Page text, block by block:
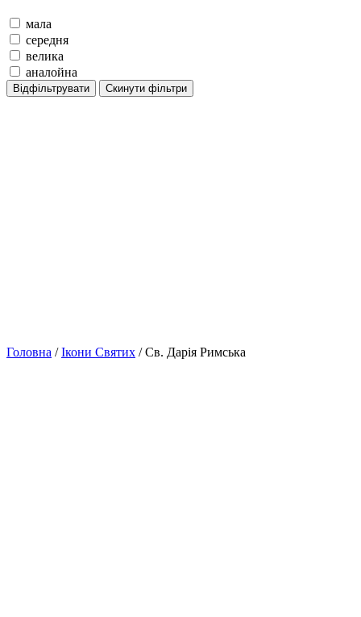
мала
середня
велика
аналойна
Відфільтрувати Скинути фільтри
Головна /Ікони Святих / Св. Дарія Римська